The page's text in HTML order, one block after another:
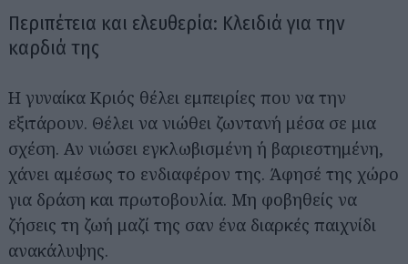
Περιπέτεια και ελευθερία: Κλειδιά για την
καρδιά της
Η γυναίκα Κριός θέλει εμπειρίες που να την
εξιτάρουν. Θέλει να νιώθει ζωντανή μέσα σε μια
σχέση. Αν νιώσει εγκλωβισμένη ή βαριεστημένη,
χάνει αμέσως το ενδιαφέρον της. Άφησέ της χώρο
για δράση και πρωτοβουλία. Μη φοβηθείς να
ζήσεις τη ζωή μαζί της σαν ένα διαρκές παιχνίδι
ανακάλυψης.